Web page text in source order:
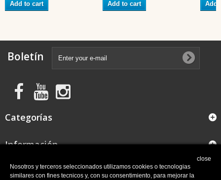
Add to cart Add to cart Add
Boletín
Categorías
Información
close
Nosotros y terceros seleccionados utilizamos cookies o tecnologias
similares con fines tecnicos y, con su consentimiento, para mejorar la